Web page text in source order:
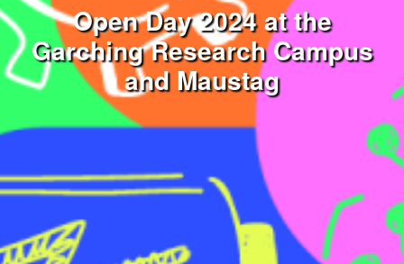
Open Day 2024 at the
Garching Research Campus
and Maustag